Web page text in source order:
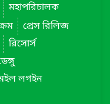
মহাপরিচালক
প্রেস রিলিজ
রিসোর্স
লগইন